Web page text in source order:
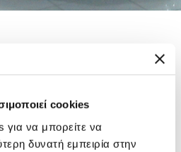
cookies
για να μπορείτε να
δυνατή εμπειρία στην
σε άριστη κατάσταση. Το
τον λεπτομερή τεχνικό
να αγοράσετε το